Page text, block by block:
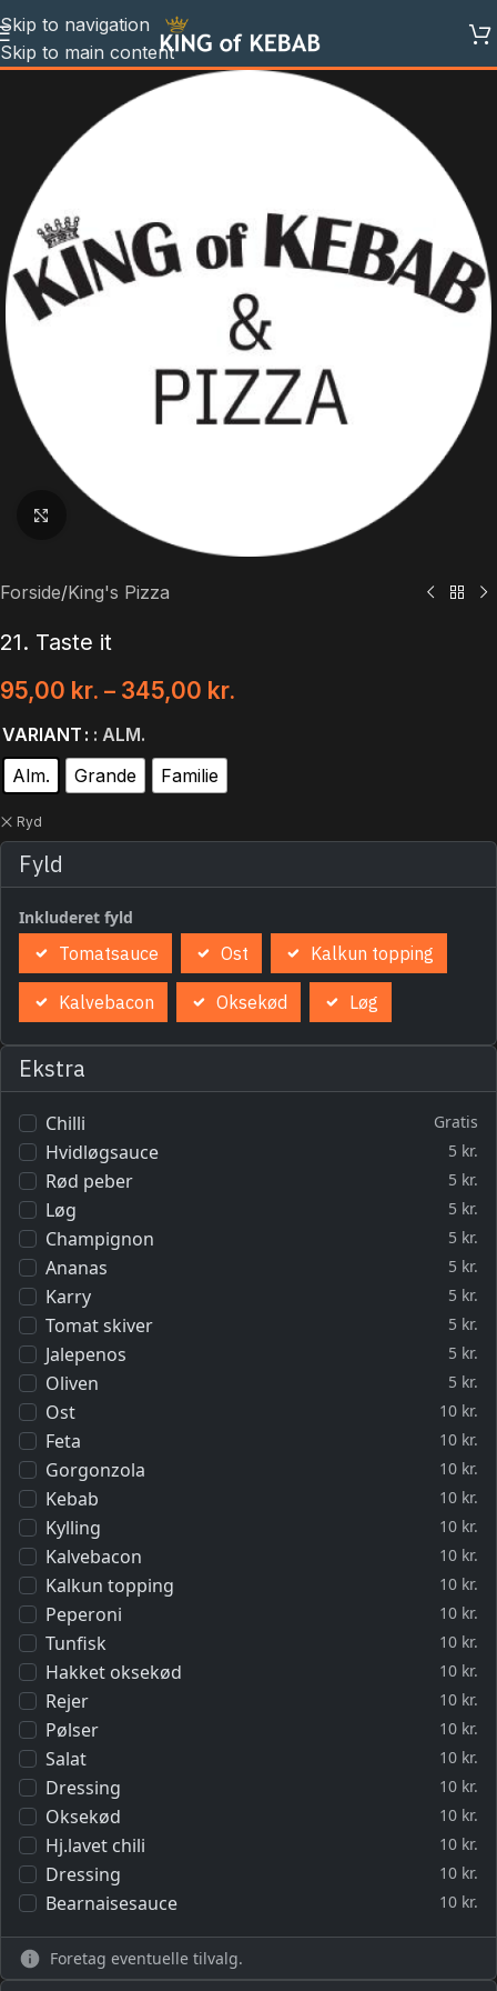
Skip to navigation
Skip to main content
Klik for at forstørre
Forside/King's Pizza
21. Taste it
95,00 kr. – 345,00 kr.
VARIANT : ALM.
Alm.
Grande Familie
Ryd